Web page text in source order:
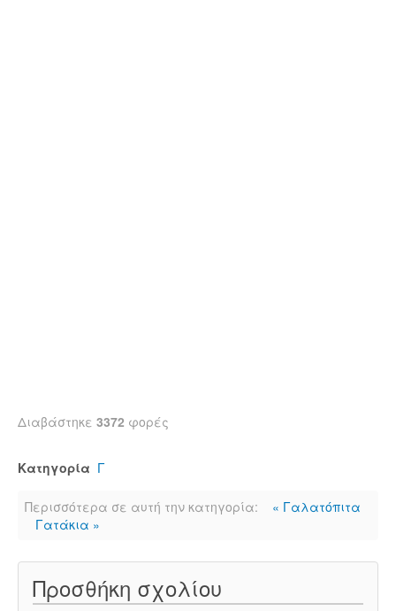
Διαβάστηκε 3372 φορές
Κατηγορία Γ
Περισσότερα σε αυτή την κατηγορία:
« Γαλατόπιτα
Γατάκια »
Προσθήκη σχολίου